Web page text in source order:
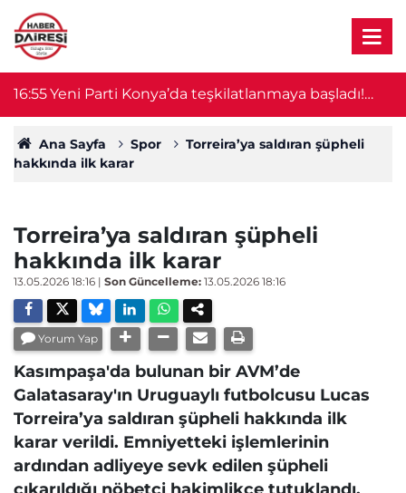
16:47Konya'da asırlık vakıf geleneği! Cuma çıkışında
vatandaşlara karpuz ikram edildi
Ana Sayfa Spor
Torreira’ya saldıran şüpheli
hakkında ilk karar
Torreira’ya saldıran şüpheli
hakkında ilk karar
13.05.2026 18:16 | Son Güncelleme: 13.05.2026 18:16
Yorum Yap
Kasımpaşa'da bulunan bir AVM’de
Galatasaray'ın Uruguaylı futbolcusu Lucas
Torreira’ya saldıran şüpheli hakkında ilk
karar verildi. Emniyetteki işlemlerinin
ardından adliyeye sevk edilen şüpheli
çıkarıldığı nöbetçi hakimlikçe tutuklandı.